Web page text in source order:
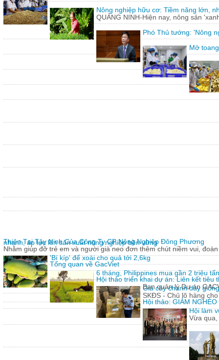
Nông nghiệp hữu cơ: Tiềm năng lớn,
QUẢNG NINH-Hiện nay, nông sản
Phó Thủ tướng: 'Nông
Mở
nhanh, áp lực lên sản xuất nông nghiệp bền vững
'Bí kíp' để xoài cho quả tới 2,6kg
6 tháng, Philippines mua gần 2 triệu
Giả cây chanh dây
SKĐS - Chủ lô hàng
Hội làm
Vừa qua,
Thiện Tại Tây Ninh Của Công Ty CP Nông Nghiệp Đông Phương
Nhằm giúp đỡ trẻ em và người già neo đơn thêm chút niềm vui,
Tổng quan về GacViet
Hội thảo triển khai dự án: Liên kết tiêu
Ban quản lý Dự án
Hội thảo: GIẢM